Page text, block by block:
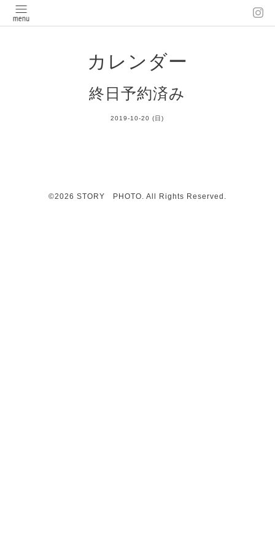
カレンダー
終日予約済み
2019-10-20 (日)
©2026 STORY PHOTO. All Rights Reserved.